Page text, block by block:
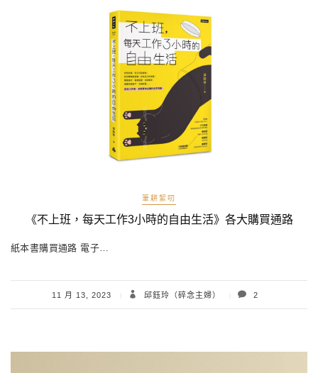
筆耕絮叨
《不上班，每天工作3小時的自由生活》各大購買通路
紙本書購買通路 電子…
11 月 13, 2023 邱鈺玲（碎念主婦） 2